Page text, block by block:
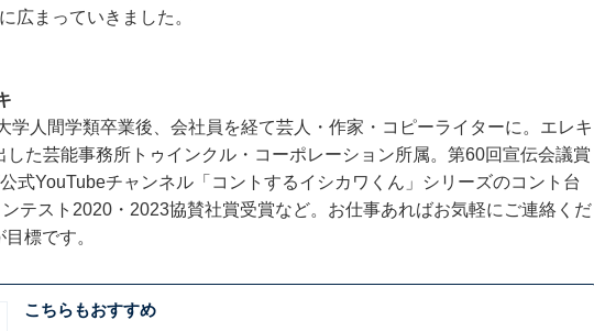
広まっていきました。
学人間学類卒業後、会社員を経て芸人・作家・コピーライターに。エレキ
した芸能事務所トゥインクル・コーポレーション所属。第60回宣伝会議賞
式YouTubeチャンネル「コントするイシカワくん」シリーズのコント台
テスト2020・2023協賛社賞受賞など。お仕事あればお気軽にご連絡くだ
標です。
こちらもおすすめ